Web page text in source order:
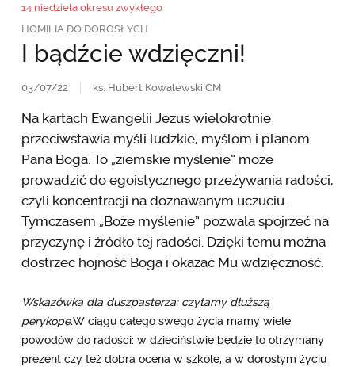
14 niedziela okresu zwykłego
HOMILIA DO DOROSŁYCH
I bądźcie wdzięczni!
03/07/22 ks. Hubert Kowalewski CM
Na kartach Ewangelii Jezus wielokrotnie
przeciwstawia myśli ludzkie, myślom i planom
Pana Boga. To „ziemskie myślenie” może
prowadzić do egoistycznego przeżywania radości,
czyli koncentracji na doznawanym uczuciu.
Tymczasem „Boże myślenie” pozwala spojrzeć na
przyczynę i źródło tej radości. Dzięki temu można
dostrzec hojność Boga i okazać Mu wdzięczność.
Wskazówka dla duszpasterza:czytamy dłuższą
perykopę.W ciągu całego swego życia mamy wiele
powodów do radości: w dzieciństwie będzie to otrzymany
prezent czy też dobra ocena w szkole, a w dorosłym życiu